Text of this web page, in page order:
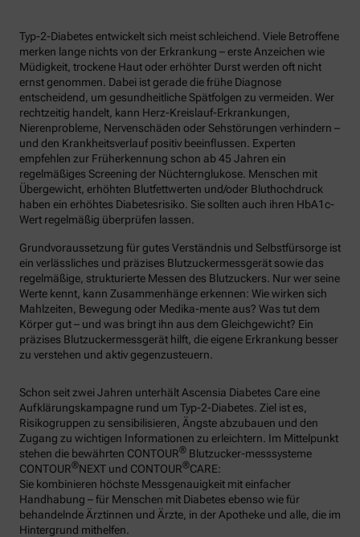
Typ-2-Diabetes entwickelt sich meist schleichend. Viele Betroffene
merken lange nichts von der Erkrankung – erste Anzeichen wie
Müdigkeit, trockene Haut oder erhöhter Durst werden oft nicht
ernst genommen. Dabei ist gerade die frühe Diagnose
entscheidend, um gesundheitliche Spätfolgen zu vermeiden. Wer
rechtzeitig handelt, kann Herz-Kreislauf-Erkrankungen,
Nierenprobleme, Nervenschäden oder Sehstörungen verhindern –
und den Krankheitsverlauf positiv beeinflussen. Experten
empfehlen zur Früherkennung schon ab 45 Jahren ein
regelmäßiges Screening der Nüchternglukose. Menschen mit
Übergewicht, erhöhten Blutfettwerten und/oder Bluthochdruck
haben ein erhöhtes Diabetesrisiko. Sie sollten auch ihren HbA1c-
Wert regelmäßig überprüfen lassen.
Grundvoraussetzung für gutes Verständnis und Selbstfürsorge ist
ein verlässliches und präzises Blutzuckermessgerät sowie das
regelmäßige, strukturierte Messen des Blutzuckers. Nur wer seine
Werte kennt, kann Zusammenhänge erkennen: Wie wirken sich
Mahlzeiten, Bewegung oder Medika-mente aus? Was tut dem
Körper gut – und was bringt ihn aus dem Gleichgewicht? Ein
präzises Blutzuckermessgerät hilft, die eigene Erkrankung besser
zu verstehen und aktiv gegenzusteuern.
Schon seit zwei Jahren unterhält Ascensia Diabetes Care eine
Aufklärungskampagne rund um Typ-2-Diabetes. Ziel ist es,
Risikogruppen zu sensibilisieren, Ängste abzubauen und den
Zugang zu wichtigen Informationen zu erleichtern. Im Mittelpunkt
stehen die bewährten CONTOUR® Blutzucker-messsysteme
CONTOUR®NEXT und CONTOUR®CARE:
Sie kombinieren höchste Messgenauigkeit mit einfacher
Handhabung – für Menschen mit Diabetes ebenso wie für
behandelnde Ärztinnen und Ärzte, in der Apotheke und alle, die im
Hintergrund mithelfen.